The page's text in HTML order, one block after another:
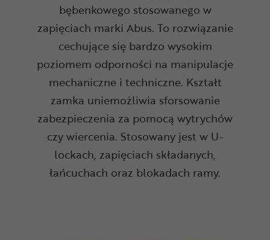
bębenkowego stosowanego w
zapięciach marki Abus. To rozwiązanie
cechujące się bardzo wysokim
poziomem odporności na manipulacje
mechaniczne i techniczne. Kształt
zamka uniemożliwia sforsowanie
zabezpieczenia za pomocą wytrychów
czy wiercenia. Stosowany jest w U-
lockach, zapięciach składanych,
łańcuchach oraz blokadach ramy.